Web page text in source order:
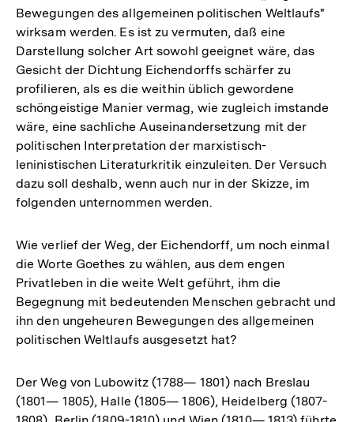
Bewegungen des allgemeinen politischen Weltlaufs"
wirksam werden. Es ist zu vermuten, daß eine
Darstellung solcher Art sowohl geeignet wäre, das
Gesicht der Dichtung Eichendorffs schärfer zu
profilieren, als es die weithin üblich gewordene
schöngeistige Manier vermag, wie zugleich imstande
wäre, eine sachliche Auseinandersetzung mit der
politischen Interpretation der marxistisch-
leninistischen Literaturkritik einzuleiten. Der Versuch
dazu soll deshalb, wenn auch nur in der Skizze, im
folgenden unternommen werden.
Wie verlief der Weg, der Eichendorff, um noch einmal
die Worte Goethes zu wählen, aus dem engen
Privatleben in die weite Welt geführt, ihm die
Begegnung mit bedeutenden Menschen gebracht und
ihn den ungeheuren Bewegungen des allgemeinen
politischen Weltlaufs ausgesetzt hat?
Der Weg von Lubowitz (1788— 1801) nach Breslau
(1801— 1805), Halle (1805— 1806), Heidelberg (1807-